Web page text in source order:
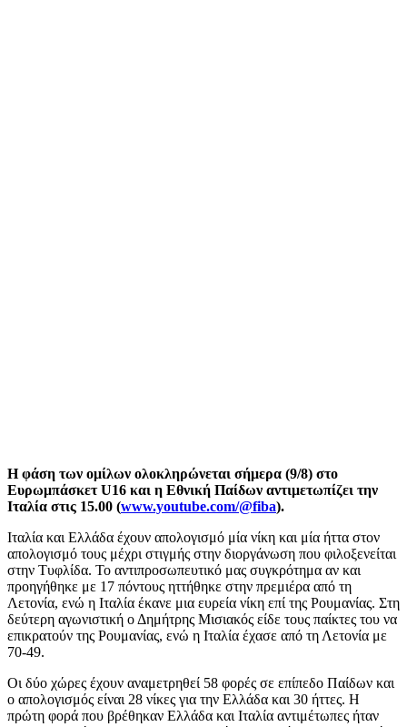
Η φάση των ομίλων ολοκληρώνεται σήμερα (9/8) στο
Ευρωμπάσκετ U16 και η Εθνική Παίδων αντιμετωπίζει την
Ιταλία στις 15.00 (www.youtube.com/@fiba).
Ιταλία και Ελλάδα έχουν απολογισμό μία νίκη και μία ήττα στον
απολογισμό τους μέχρι στιγμής στην διοργάνωση που φιλοξενείται
στην Τυφλίδα. Το αντιπροσωπευτικό μας συγκρότημα αν και
προηγήθηκε με 17 πόντους ηττήθηκε στην πρεμιέρα από τη
Λετονία, ενώ η Ιταλία έκανε μια ευρεία νίκη επί της Ρουμανίας. Στη
δεύτερη αγωνιστική ο Δημήτρης Μισιακός είδε τους παίκτες του να
επικρατούν της Ρουμανίας, ενώ η Ιταλία έχασε από τη Λετονία με
70-49.
Οι δύο χώρες έχουν αναμετρηθεί 58 φορές σε επίπεδο Παίδων και
ο απολογισμός είναι 28 νίκες για την Ελλάδα και 30 ήττες. Η
πρώτη φορά που βρέθηκαν Ελλάδα και Ιταλία αντιμέτωπες ήταν